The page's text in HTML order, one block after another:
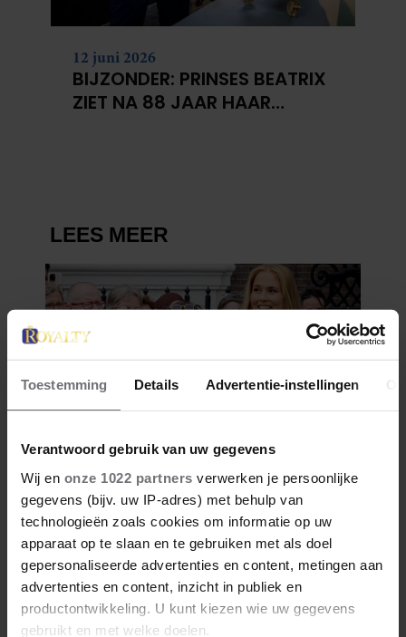
Toestemming Details Advertentie-instellingen
Verantwoord gebruik van uw gegevens
Wij en onze 1022 partners verwerken je persoonlijke
gegevens (bijv. uw IP-adres) met behulp van
technologieën zoals cookies om informatie op uw
apparaat op te slaan en te gebruiken met als doel
gepersonaliseerde advertenties en content, metingen aan
advertenties en content, inzicht in publiek en
productontwikkeling. U kunt kiezen wie uw gegevens
gebruikt en met welke doelen.
12 juni 2026
BIJZONDER: PRINSES BEATRIX
ZIET NA 88 JAAR HAAR